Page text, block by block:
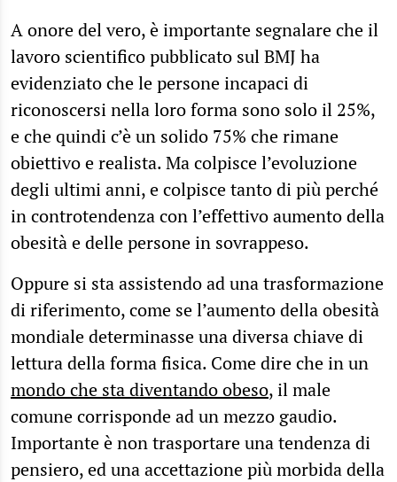
A onore del vero, è importante segnalare che il
lavoro scientifico pubblicato sul BMJ ha
evidenziato che le persone incapaci di
riconoscersi nella loro forma sono solo il 25%,
e che quindi c’è un solido 75% che rimane
obiettivo e realista. Ma colpisce l’evoluzione
degli ultimi anni, e colpisce tanto di più perché
in controtendenza con l’effettivo aumento della
obesità e delle persone in sovrappeso.
Oppure si sta assistendo ad una trasformazione
di riferimento, come se l’aumento della obesità
mondiale determinasse una diversa chiave di
lettura della forma fisica. Come dire che in un
mondo che sta diventando obeso, il male
comune corrisponde ad un mezzo gaudio.
Importante è non trasportare una tendenza di
pensiero, ed una accettazione più morbida della